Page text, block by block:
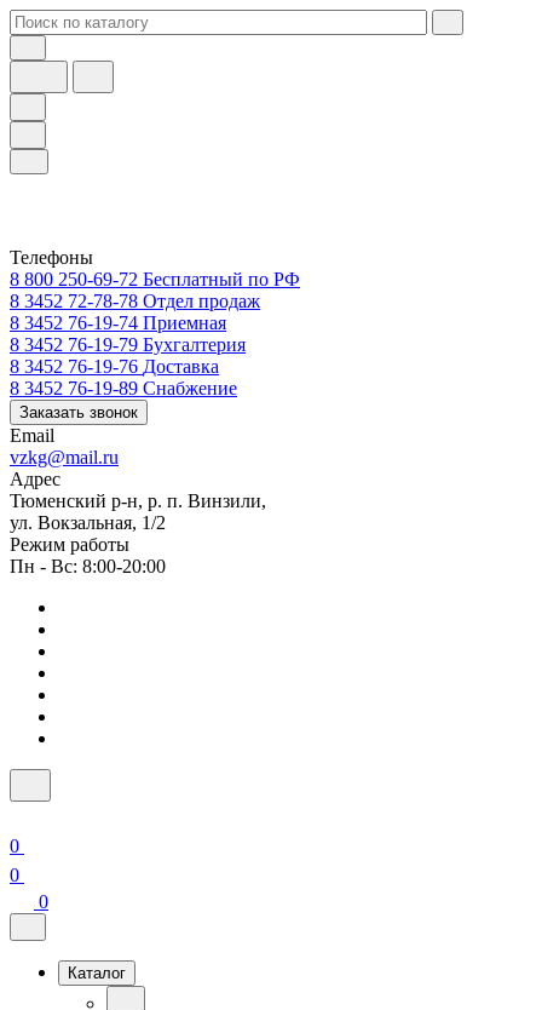
Телефоны
8 800 250-69-72 Бесплатный по РФ
8 3452 72-78-78 Отдел продаж
8 3452 76-19-74 Приемная
8 3452 76-19-79 Бухгалтерия
8 3452 76-19-76 Доставка
8 3452 76-19-89 Снабжение
Заказать звонок
Email
vzkg@mail.ru
Адрес
Тюменский р-н, р. п. Винзили,
ул. Вокзальная, 1/2
Режим работы
Пн - Вс: 8:00-20:00
0
0
0
Каталог